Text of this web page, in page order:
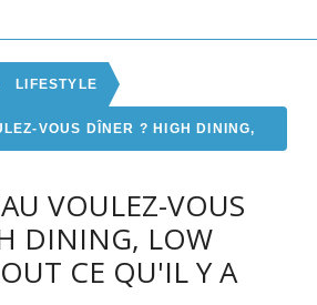
LIFESTYLE
VOUS DÎNER ? HIGH DINING,
VOULEZ-VOUS
DINING, LOW
CE QU'IL Y A